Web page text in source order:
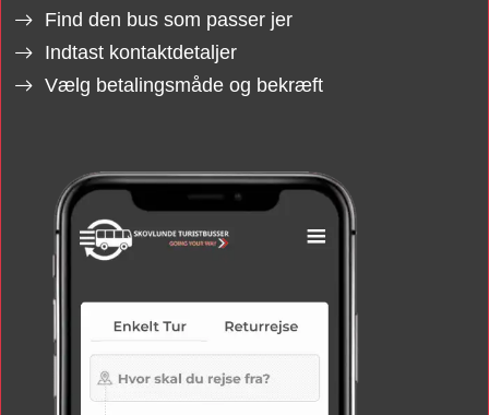
Find den bus som passer jer
Indtast kontaktdetaljer
Vælg betalingsmåde og bekræft